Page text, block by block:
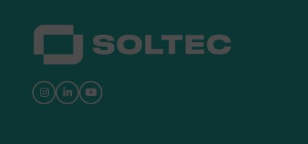
Instagram
LinkedInYouTube